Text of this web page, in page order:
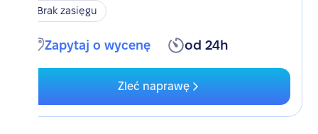
Brak zasięgu
Zapytaj o wycenę od 24h
Zleć naprawę